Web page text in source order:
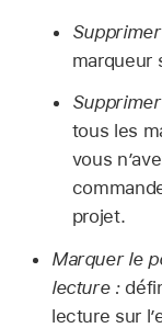
marqueur
tous les
vous
projet.
Marquer le
lecture :
lecture sur